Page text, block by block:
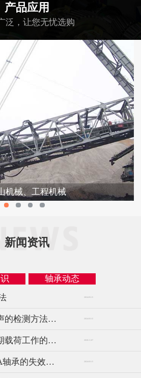
产品应用
泛，让您无忧选购
机械、工程机械
新闻资讯
轴承动态
2024-03-15
SKF进口轴承异常响声的检测方法与仪器 2024-03-15
SKF进口轴承不能长期载荷工作的原因及重要性 2020-11-07
INA轴承的振荡对INA轴承的失效影响 2024-03-15